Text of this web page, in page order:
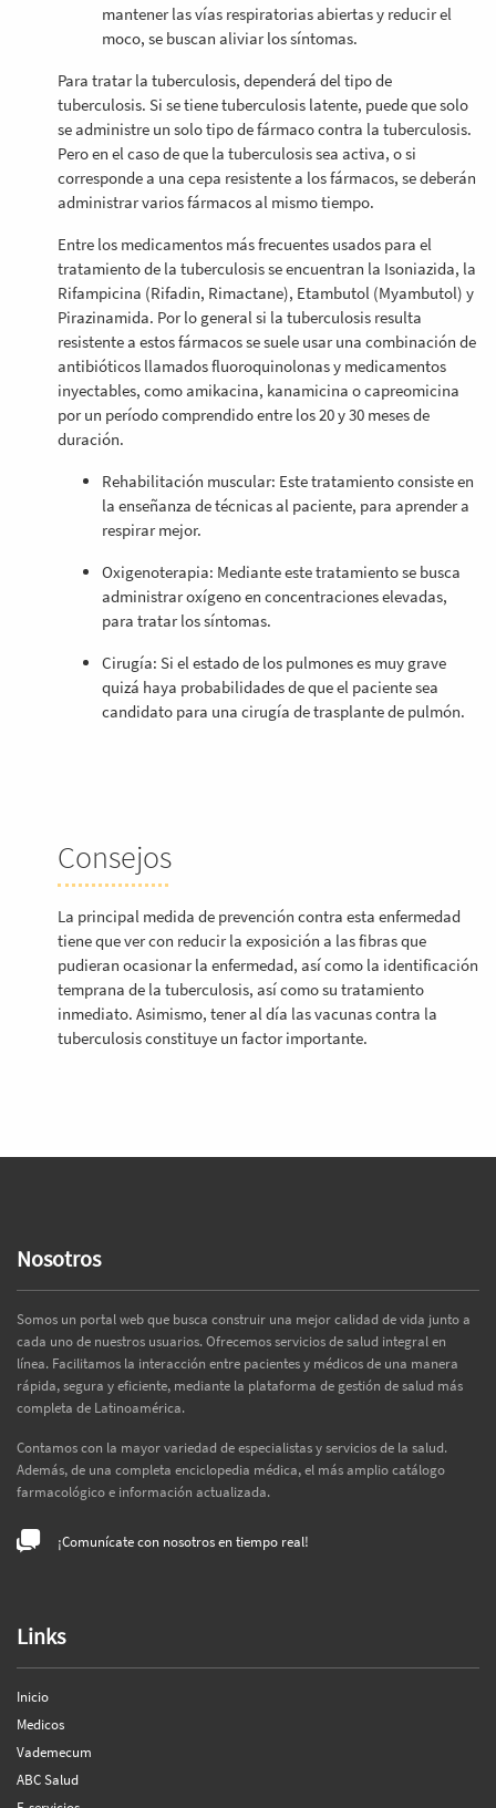
mantener las vías respiratorias abiertas y reducir el
moco, se buscan aliviar los síntomas.
Para tratar la tuberculosis, dependerá del tipo de
tuberculosis. Si se tiene tuberculosis latente, puede que solo
se administre un solo tipo de fármaco contra la tuberculosis.
Pero en el caso de que la tuberculosis sea activa, o si
corresponde a una cepa resistente a los fármacos, se deberán
administrar varios fármacos al mismo tiempo.
Entre los medicamentos más frecuentes usados para el
tratamiento de la tuberculosis se encuentran la Isoniazida, la
Rifampicina (Rifadin, Rimactane), Etambutol (Myambutol) y
Pirazinamida. Por lo general si la tuberculosis resulta
resistente a estos fármacos se suele usar una combinación de
antibióticos llamados fluoroquinolonas y medicamentos
inyectables, como amikacina, kanamicina o capreomicina
por un período comprendido entre los 20 y 30 meses de
duración.
Rehabilitación muscular: Este tratamiento consiste en
la enseñanza de técnicas al paciente, para aprender a
respirar mejor.
Oxigenoterapia: Mediante este tratamiento se busca
administrar oxígeno en concentraciones elevadas,
para tratar los síntomas.
Cirugía: Si el estado de los pulmones es muy grave
quizá haya probabilidades de que el paciente sea
candidato para una cirugía de trasplante de pulmón.
Consejos
La principal medida de prevención contra esta enfermedad
tiene que ver con reducir la exposición a las fibras que
pudieran ocasionar la enfermedad, así como la identificación
temprana de la tuberculosis, así como su tratamiento
inmediato. Asimismo, tener al día las vacunas contra la
tuberculosis constituye un factor importante.
Nosotros
Somos un portal web que busca construir una mejor calidad de vida junto a
cada uno de nuestros usuarios. Ofrecemos servicios de salud integral en
línea. Facilitamos la interacción entre pacientes y médicos de una manera
rápida, segura y eficiente, mediante la plataforma de gestión de salud más
completa de Latinoamérica.
Contamos con la mayor variedad de especialistas y servicios de la salud.
Además, de una completa enciclopedia médica, el más amplio catálogo
farmacológico e información actualizada.
¡Comunícate con nosotros en tiempo real!
Links
Inicio
Medicos
Vademecum
ABC Salud